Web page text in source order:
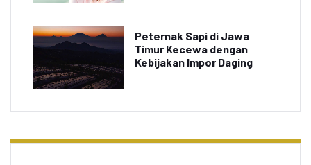
Peternak Sapi di Jawa
Timur Kecewa dengan
Kebijakan Impor Daging